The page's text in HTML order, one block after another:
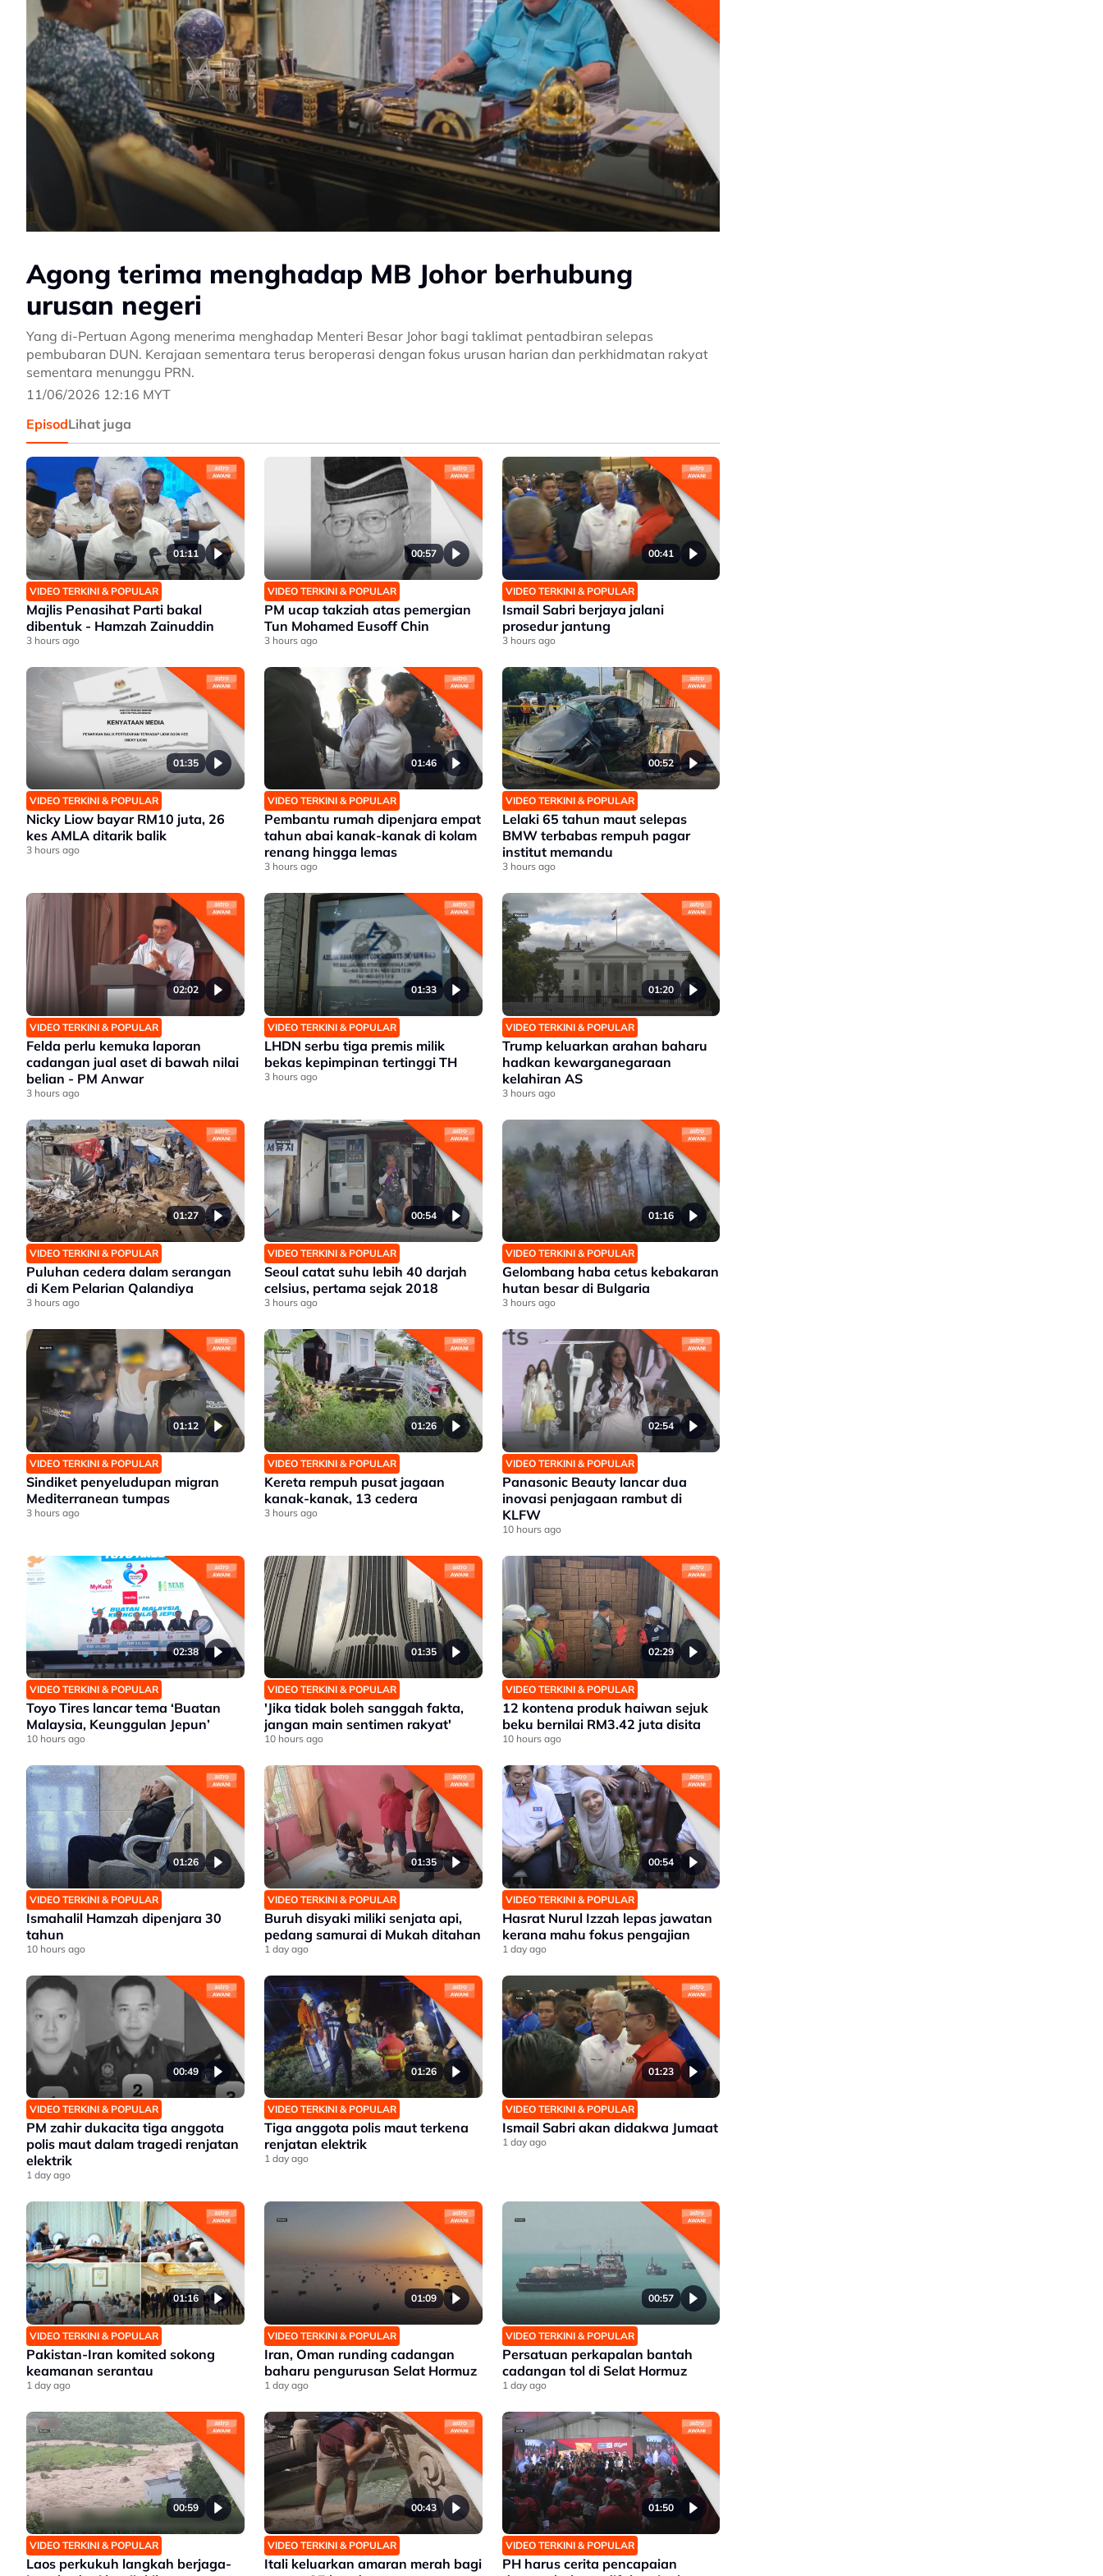
Agong terima menghadap MB Johor berhubung
urusan negeri
Yang di-Pertuan Agong menerima menghadap Menteri Besar Johor bagi taklimat pentadbiran selepas
pembubaran DUN. Kerajaan sementara terus beroperasi dengan fokus urusan harian dan perkhidmatan rakyat
sementara menunggu PRN.
11/06/2026 12:16 MYT
EpisodLihat juga
01:11
VIDEO TERKINI & POPULAR
Majlis Penasihat Parti bakal
dibentuk - Hamzah Zainuddin
3 hours ago
00:57
VIDEO TERKINI & POPULAR
PM ucap takziah atas pemergian
Tun Mohamed Eusoff Chin
3 hours ago
00:41
VIDEO TERKINI & POPULAR
Ismail Sabri berjaya jalani
prosedur jantung
3 hours ago
01:35
VIDEO TERKINI & POPULAR
Nicky Liow bayar RM10 juta, 26
kes AMLA ditarik balik
3 hours ago
01:46
VIDEO TERKINI & POPULAR
Pembantu rumah dipenjara empat
tahun abai kanak-kanak di kolam
renang hingga lemas
3 hours ago
00:52
VIDEO TERKINI & POPULAR
Lelaki 65 tahun maut selepas
BMW terbabas rempuh pagar
institut memandu
3 hours ago
02:02
VIDEO TERKINI & POPULAR
Felda perlu kemuka laporan
cadangan jual aset di bawah nilai
belian - PM Anwar
3 hours ago
01:33
VIDEO TERKINI & POPULAR
LHDN serbu tiga premis milik
bekas kepimpinan tertinggi TH
3 hours ago
01:20
VIDEO TERKINI & POPULAR
Trump keluarkan arahan baharu
hadkan kewarganegaraan
kelahiran AS
3 hours ago
01:27
VIDEO TERKINI & POPULAR
Puluhan cedera dalam serangan
di Kem Pelarian Qalandiya
3 hours ago
00:54
VIDEO TERKINI & POPULAR
Seoul catat suhu lebih 40 darjah
celsius, pertama sejak 2018
3 hours ago
01:16
VIDEO TERKINI & POPULAR
Gelombang haba cetus kebakaran
hutan besar di Bulgaria
3 hours ago
01:12
VIDEO TERKINI & POPULAR
Sindiket penyeludupan migran
Mediterranean tumpas
3 hours ago
01:26
VIDEO TERKINI & POPULAR
Kereta rempuh pusat jagaan
kanak-kanak, 13 cedera
3 hours ago
02:54
VIDEO TERKINI & POPULAR
Panasonic Beauty lancar dua
inovasi penjagaan rambut di
KLFW
10 hours ago
02:38
VIDEO TERKINI & POPULAR
Toyo Tires lancar tema ‘Buatan
Malaysia, Keunggulan Jepun’
10 hours ago
01:35
VIDEO TERKINI & POPULAR
'Jika tidak boleh sanggah fakta,
jangan main sentimen rakyat'
10 hours ago
02:29
VIDEO TERKINI & POPULAR
12 kontena produk haiwan sejuk
beku bernilai RM3.42 juta disita
10 hours ago
01:26
VIDEO TERKINI & POPULAR
Ismahalil Hamzah dipenjara 30
tahun
10 hours ago
01:35
VIDEO TERKINI & POPULAR
Buruh disyaki miliki senjata api,
pedang samurai di Mukah ditahan
1 day ago
00:54
VIDEO TERKINI & POPULAR
Hasrat Nurul Izzah lepas jawatan
kerana mahu fokus pengajian
1 day ago
00:49
VIDEO TERKINI & POPULAR
PM zahir dukacita tiga anggota
polis maut dalam tragedi renjatan
elektrik
1 day ago
01:26
VIDEO TERKINI & POPULAR
Tiga anggota polis maut terkena
renjatan elektrik
1 day ago
01:23
VIDEO TERKINI & POPULAR
Ismail Sabri akan didakwa Jumaat
1 day ago
01:16
VIDEO TERKINI & POPULAR
Pakistan-Iran komited sokong
keamanan serantau
1 day ago
01:09
VIDEO TERKINI & POPULAR
Iran, Oman runding cadangan
baharu pengurusan Selat Hormuz
1 day ago
00:57
VIDEO TERKINI & POPULAR
Persatuan perkapalan bantah
cadangan tol di Selat Hormuz
1 day ago
00:59
VIDEO TERKINI & POPULAR
Laos perkukuh langkah berjaga-
00:43
VIDEO TERKINI & POPULAR
Itali keluarkan amaran merah bagi
01:50
VIDEO TERKINI & POPULAR
PH harus cerita pencapaian